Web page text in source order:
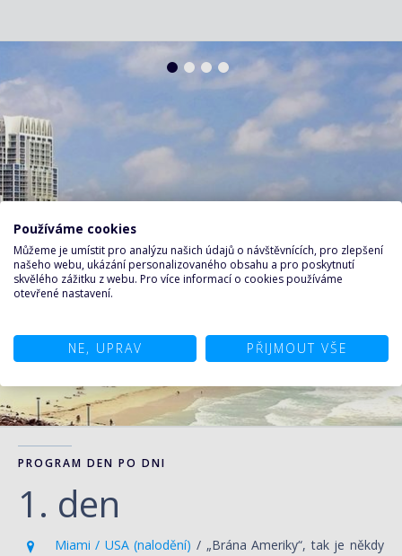
PROGRAM DEN PO DNI
1. den
Miami / USA (nalodění) / „Brána Ameriky“, tak je někdy
Používáme cookies
Můžeme je umístit pro analýzu našich údajů o návštěvnících, pro zlepšení
našeho webu, ukázání personalizovaného obsahu a pro poskytnutí
skvělého zážitku z webu. Pro více informací o cookies používáme
otevřené nastavení.
NE, UPRAV PŘIJMOUT VŠE